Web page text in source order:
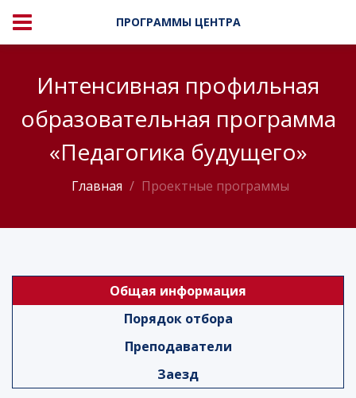
ПРОГРАММЫ ЦЕНТРА
Интенсивная профильная
образовательная программа
«Педагогика будущего»
Главная Проектные программы
Общая информация
Порядок отбора
Преподаватели
Заезд